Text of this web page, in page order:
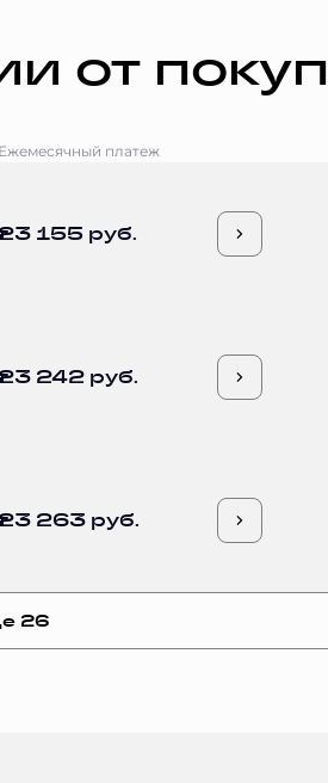
от
Ежемесячный платеж
155 руб.
242 руб.
263 руб.
26